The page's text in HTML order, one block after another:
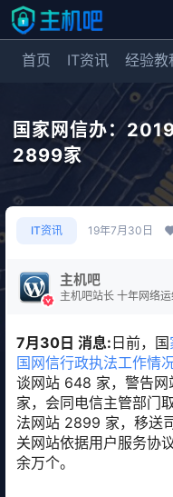
首页 IT资讯 经验教
国家网信办：
2899家
IT资讯 19年7月30日
主机吧
主机吧站长 十年网络运维经验，精通安
7月30日 消息: 日前，国
国网信行政执法工作情
谈网站 648 家，警告
家，会同电信主管部门
法网站 2899 家，移送
关网站依据用户服务协
余万个。